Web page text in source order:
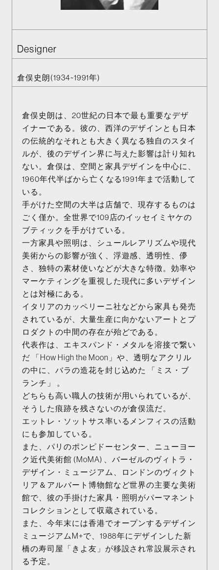
Designer
倉俣史朗(1934~1991年)
倉俣史朗は、20世紀の日本で最も重要なデザ
イナーである。彼の、西洋のデザインとも日本
の伝統的なそれとも大きく異なる独自のスタイ
ルが、後のデザイン界に与えた影響は計り知れ
ない。倉俣は、空間と家具デザインを中心に、
1960年代半ばから亡くなる1991年まで活動して
いる。
手がけた空間の大半は店舗で、現存するものは
ごく僅か。全世界で109店のイッセイミヤケの
ブティックを手がけている。
一方家具や照明は、シュールレアリズムや現代
美術からの影響が強く、浮遊感、透明性、儚
さ、独特の素材使いなどが大きな特徴。効率や
マーケティングを重視した現代に多いデザイン
とは対極にある。
イタリアのカッペリーニ社などから家具も発売
されているが、大量生産に向かないアートとプ
ロダクトの中間の存在が殆どである。
代表作は、エキスパンド・メタルを溶接で繋い
だ 「How High the Moon」や、透明なアクリル
の中に、バラの造花を封じ込めた 「ミス・ブ
ランチ」 。
どちらも高い職人の技術が用いられているが、
そうした痕跡を残さないのが倉俣流だ。
エットレ・ソットサス率いるメンフィスの活動
にも参加している。
また、パリのポンピドーセンター、ニューヨー
ク近代美術館 (MoMA) 、バーゼルのヴィトラ・
デザイン・ミュージアム、ロンドンのヴィクト
リア＆アルバート博物館など世界の主要な美術
館で、彼の手掛けた家具・照明がパーマネント
コレクションとして収蔵されている。
また、今年末には香港でオープンするデザイン
ミュージアムM+で、1988年にデザインした新
橋の寿司屋「きよ友」が移設され常設展示され
る予定。